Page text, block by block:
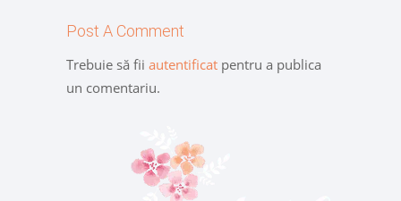
Post A Comment
Trebuie să fii autentificat pentru a publica
un comentariu.